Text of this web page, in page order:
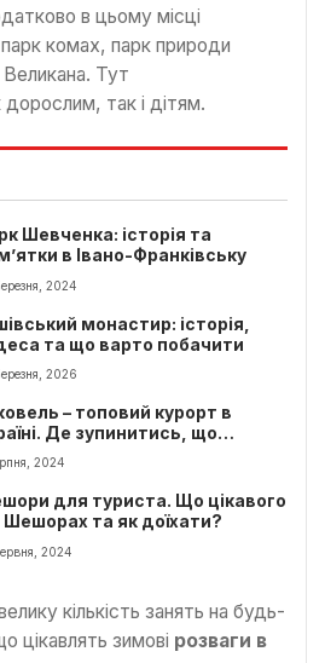
в цьому місці
комах, парк природи
Тут
так і дітям.
Шевченка: історія та
в Івано-Франківську
2024
монастир: історія,
та що варто побачити
2026
– топовий курорт в
Де зупинитись, що
2024
для туриста. Що цікавого
Шешорах та як доїхати?
2024
кількість занять на будь-
цікавлять зимові розваги в